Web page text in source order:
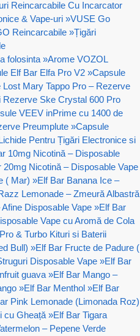
Reincarcabile Cu Incarcator
& Vape-uri »VUSE Go
Reincarcabile »Țigări
folosinta »Arome VOZOL
Elf Bar Elfa Pro V2 »Capsule
Lost Mary Tappo Pro – Rezerve
Rezerve Ske Crystal 600 Pro
VEEV inPrime cu 1400 de
Preumplute »Capsule
Pentru Țigări Electronice si
10mg Nicotină – Disposable
20mg Nicotină – Disposable Vape
( Mar) »Elf Bar Banana Ice –
Lemonade – Zmeură Albastră
Disposable Vape »Elf Bar
Vape cu Aromă de Cola
& Turbo Kituri si Baterii
Bull) »Elf Bar Fructe de Padure (
Disposable Vape »Elf Bar
guava »Elf Bar Mango –
»Elf Bar Menthol »Elf Bar
Pink Lemonade (Limonada Roz)
cu Gheață »Elf Bar Tigara
– Pepene Verde